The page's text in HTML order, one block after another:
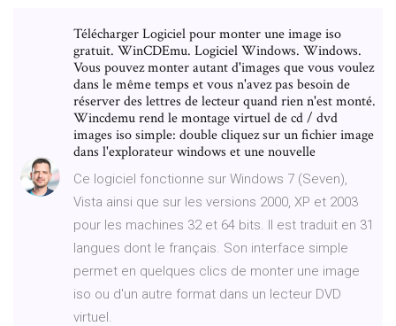
Télécharger Logiciel pour monter une image iso
gratuit. WinCDEmu. Logiciel Windows. Windows.
Vous pouvez monter autant d'images que vous voulez
dans le même temps et vous n'avez pas besoin de
réserver des lettres de lecteur quand rien n'est monté.
Wincdemu rend le montage virtuel de cd / dvd
images iso simple: double cliquez sur un fichier image
dans l'explorateur windows et une nouvelle
Ce logiciel fonctionne sur Windows 7 (Seven),
Vista ainsi que sur les versions 2000, XP et 2003
pour les machines 32 et 64 bits. Il est traduit en 31
langues dont le français. Son interface simple
permet en quelques clics de monter une image
iso ou d'un autre format dans un lecteur DVD
virtuel.